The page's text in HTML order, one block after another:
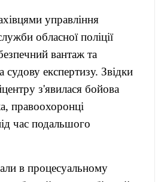
управління
обласної поліції
вантаж та
судову експертизу. Звідки
з'явилася бойова
правоохоронці
час подальшого
в процесуальному